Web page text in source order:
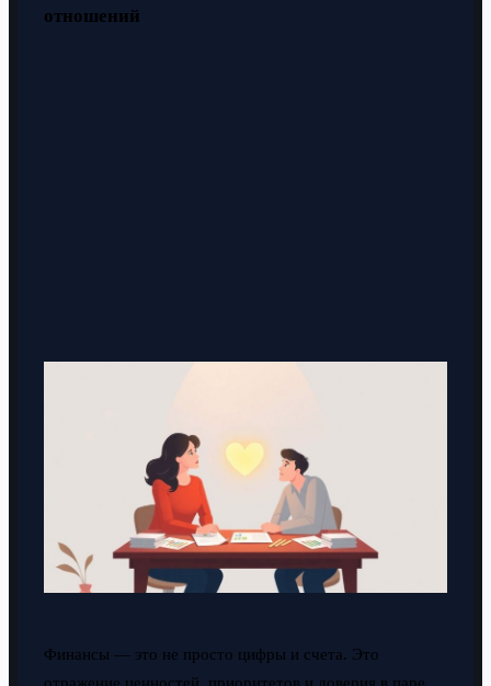
отношений
Финансы — это не просто цифры и счета. Это
отражение ценностей, приоритетов и доверия в паре.